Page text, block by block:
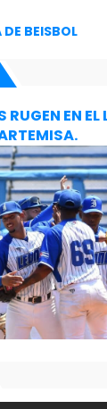
BEISBOL
RUGEN EN